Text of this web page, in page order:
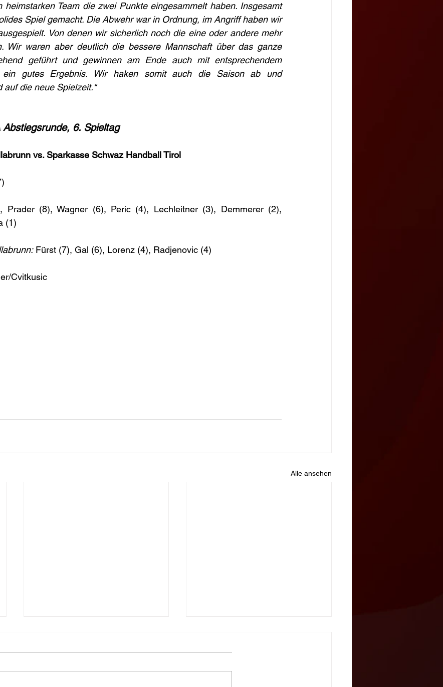
heimstarken Team die zwei Punkte eingesammelt haben. Insgesamt
Spiel gemacht. Die Abwehr war in Ordnung, im Angriff haben wir
Von denen wir sicherlich noch die eine oder andere mehr
Wir waren aber deutlich die bessere Mannschaft über das ganze
geführt und gewinnen am Ende auch mit entsprechendem
ein gutes Ergebnis. Wir haken somit auch die Saison ab und
die neue Spielzeit.“
6. Spieltag
vs. Sparkasse Schwaz Handball Tirol
Prader (8), Wagner (6), Peric (4), Lechleitner (3), Demmerer (2),
(1)
Fürst (7), Gal (6), Lorenz (4), Radjenovic (4)
Cvitkusic
Alle ansehen